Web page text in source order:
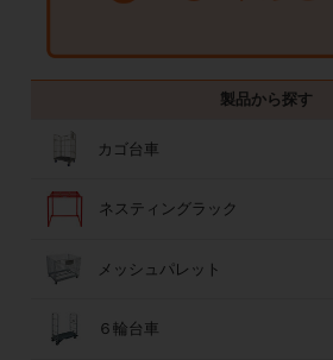
製品から探す
カゴ台車
ネスティングラック
メッシュパレット
６輪台車